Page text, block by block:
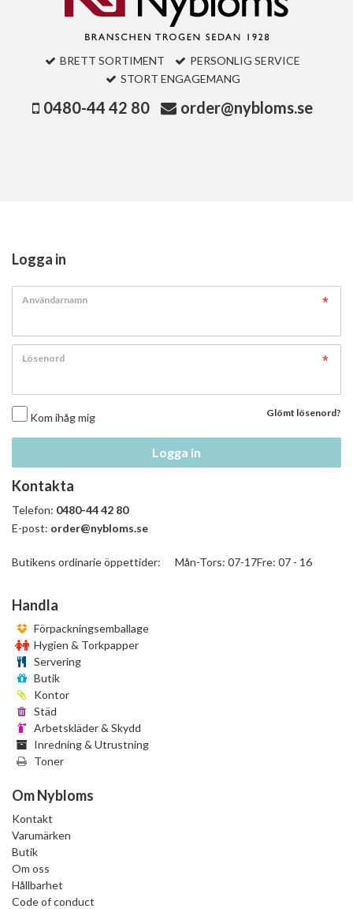
BRETT SORTIMENT
PERSONLIG SERVICE
STORT ENGAGEMANG
0480-44 42 80 order@nybloms.se
Logga in
Användarnamn
Lösenord
Kom ihåg mig Glömt lösenord?
Logga in
Kontakta
Telefon: 0480-44 42 80
E-post: order@nybloms.se
Butikens ordinarie öppettider: Mån-Tors: 07-17Fre: 07 - 16
Handla
Förpackningsemballage
Hygien & Torkpapper
Servering
Butik
Kontor
Städ
Arbetskläder & Skydd
Inredning & Utrustning
Toner
Om Nybloms
Kontakt
Varumärken
Butik
Om oss
Hållbarhet
Code of conduct